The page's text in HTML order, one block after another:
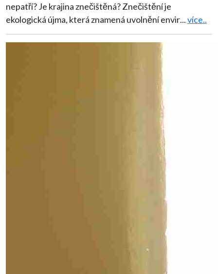
nepatří? Je krajina znečištěná? Znečištění je
ekologická újma, která znamená uvolnění envir...více..